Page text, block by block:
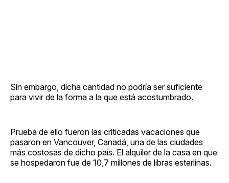
Sin embargo, dicha cantidad no podría ser suficiente
para vivir de la forma a la que está acostumbrado.
Prueba de ello fueron las criticadas vacaciones que
pasaron en Vancouver, Canadá, una de las ciudades
más costosas de dicho país. El alquiler de la casa en que
se hospedaron fue de 10,7 millones de libras esterlinas.